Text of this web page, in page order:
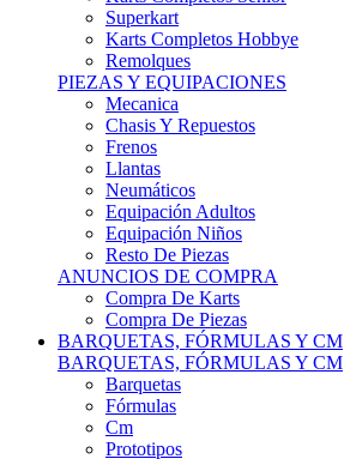
Superkart
Karts Completos Hobbye
Remolques
PIEZAS Y EQUIPACIONES
Mecanica
Chasis Y Repuestos
Frenos
Llantas
Neumáticos
Equipación Adultos
Equipación Niños
Resto De Piezas
ANUNCIOS DE COMPRA
Compra De Karts
Compra De Piezas
BARQUETAS, FÓRMULAS Y CM
BARQUETAS, FÓRMULAS Y CM
Barquetas
Fórmulas
Cm
Prototipos